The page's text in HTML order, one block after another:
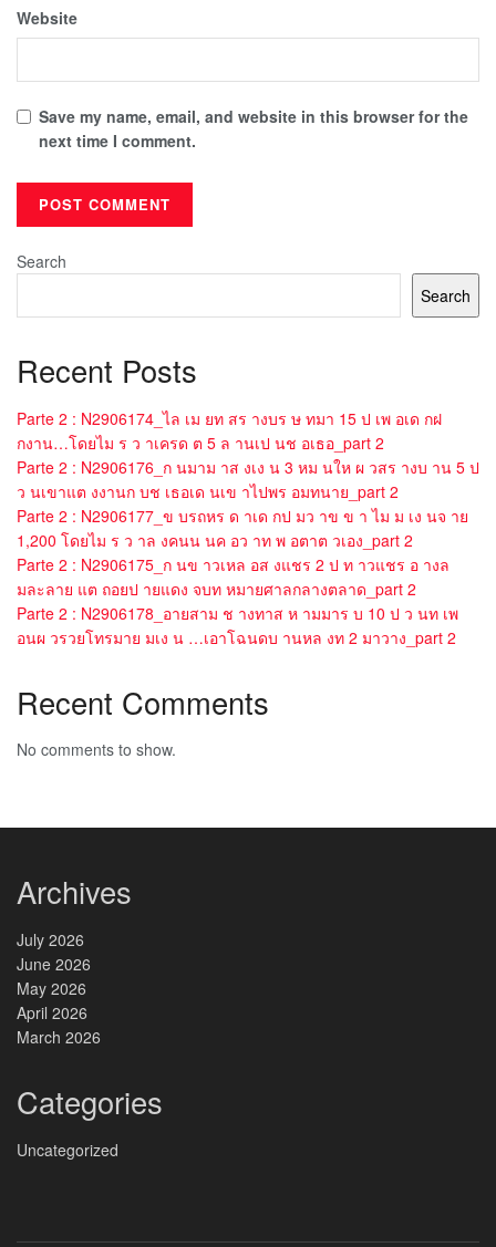
Website
Save my name, email, and website in this browser for the
next time I comment.
Search
Search
Recent Posts
Parte 2 : N2906174_ไล เม ยท สร างบร ษ ทมา 15 ป เพ อเด กฝ
กงาน…โดยไม ร ว าเครด ต 5 ล านเป นช อเธอ_part 2
Parte 2 : N2906176_ก นมาม าส งเง น 3 หม นให ผ วสร างบ าน 5 ป
ว นเขาแต งงานก บช เธอเด นเข าไปพร อมทนาย_part 2
Parte 2 : N2906177_ข บรถหร ด าเด กป มว าข ข า ไม ม เง นจ าย
1,200 โดยไม ร ว าล งคนน นค อว าท พ อตาต วเอง_part 2
Parte 2 : N2906175_ก นข าวเหล อส งแชร 2 ป ท าวแชร อ างล
มละลาย แต ถอยป ายแดง จบท หมายศาลกลางตลาด_part 2
Parte 2 : N2906178_อายสาม ช างทาส ห ามมาร บ 10 ป ว นท เพ
อนผ วรวยโทรมาย มเง น …เอาโฉนดบ านหล งท 2 มาวาง_part 2
Recent Comments
No comments to show.
Archives
July 2026
June 2026
May 2026
April 2026
March 2026
Categories
Uncategorized